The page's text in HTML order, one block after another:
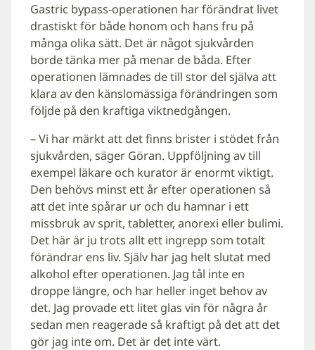
Gastric bypass-operationen har förändrat livet
drastiskt för både honom och hans fru på
många olika sätt. Det är något sjukvården
borde tänka mer på menar de båda. Efter
operationen lämnades de till stor del själva att
klara av den känslomässiga förändringen som
följde på den kraftiga viktnedgången.
– Vi har märkt att det finns brister i stödet från
sjukvården, säger Göran. Uppföljning av till
exempel läkare och kurator är enormt viktigt.
Den behövs minst ett år efter operationen så
att det inte spårar ur och du hamnar i ett
missbruk av sprit, tabletter, anorexi eller bulimi.
Det här är ju trots allt ett ingrepp som totalt
förändrar ens liv. Själv har jag helt slutat med
alkohol efter operationen. Jag tål inte en
droppe längre, och har heller inget behov av
det. Jag provade ett litet glas vin för några år
sedan men reagerade så kraftigt på det att det
gör jag inte om. Det är det inte värt.